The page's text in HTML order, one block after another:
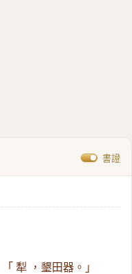
書證
「 犁 ，墾田器。」